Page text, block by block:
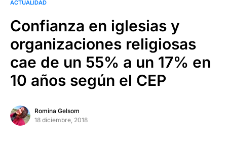
ACTUALIDAD
Confianza en iglesias y
organizaciones religiosas
cae de un 55% a un 17% en
10 años según el CEP
Romina Gelsom
18 diciembre, 2018